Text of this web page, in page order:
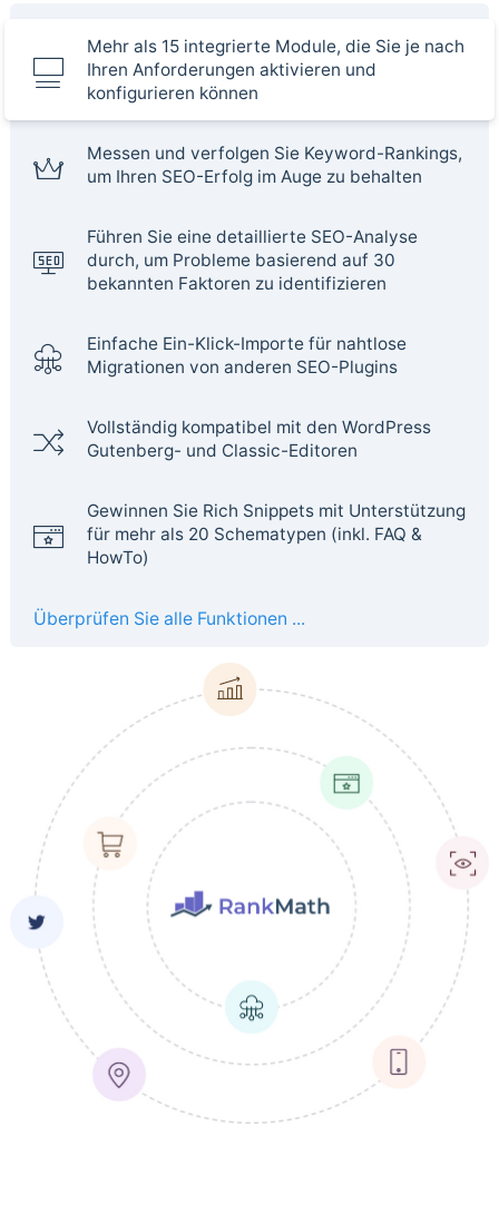
Mehr als 15 integrierte Module, die Sie je nach
Ihren Anforderungen aktivieren und
konfigurieren können
Messen und verfolgen Sie Keyword-Rankings,
um Ihren SEO-Erfolg im Auge zu behalten
Führen Sie eine detaillierte SEO-Analyse
durch, um Probleme basierend auf 30
bekannten Faktoren zu identifizieren
Einfache Ein-Klick-Importe für nahtlose
Migrationen von anderen SEO-Plugins
Vollständig kompatibel mit den WordPress
Gutenberg- und Classic-Editoren
Gewinnen Sie Rich Snippets mit Unterstützung
für mehr als 20 Schematypen (inkl. FAQ &
HowTo)
Überprüfen Sie alle Funktionen ...